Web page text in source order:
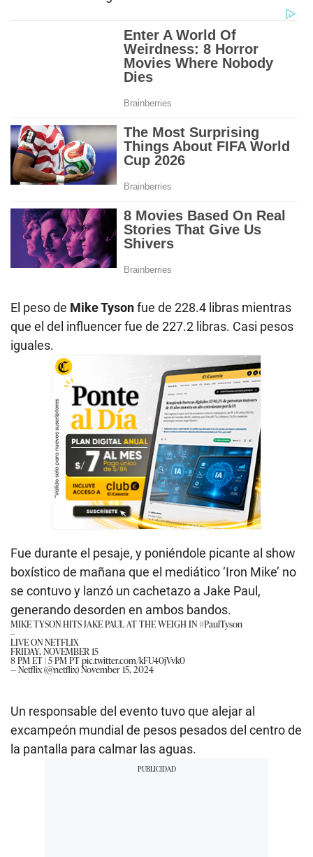
El peso de Mike Tysonfue de 228.4 libras mientras
que el del influencer fue de 227.2 libras. Casi pesos
iguales.
Fue durante el pesaje, y poniéndole picante al show
boxístico de mañana que el mediático ‘Iron Mike’ no
se contuvo y lanzó un cachetazo a Jake Paul,
generando desorden en ambos bandos.
MIKE TYSON HITS JAKE PAUL AT THE WEIGH IN#PaulTyson
--
LIVE ON NETFLIX
FRIDAY, NOVEMBER 15
8 PM ET | 5 PM PTpic.twitter.com/kFU40jVvk0
— Netflix (@netflix)November 15, 2024
Un responsable del evento tuvo que alejar al
excampeón mundial de pesos pesados del centro de
la pantalla para calmar las aguas.